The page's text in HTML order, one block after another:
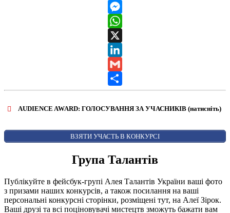
Telegram
Messenger
WhatsApp
X
LinkedIn
Gmail
Share
AUDIENCE AWARD: ГОЛОСУВАННЯ ЗА УЧАСНИКІВ (натисніть)
AUDIENCE AWARD
ВЗЯТИ УЧАСТЬ В КОНКУРСІ
Група Талантів
Публікуйте в фейсбук-групі Алея Талантів України ваші фото
з призами наших конкурсів, а також посилання на ваші
персональні конкурсні сторінки, розміщені тут, на Алеї Зірок.
Ваші друзі та всі поціновувачі мистецтв зможуть бажати вам